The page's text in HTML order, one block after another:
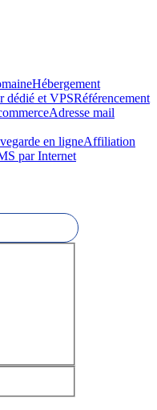
Hébergement
dédié et VPSRéférencement
Adresse mail
en ligneAffiliation
par Internet